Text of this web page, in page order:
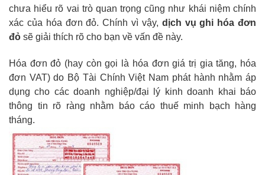
chưa hiểu rõ vai trò quan trọng cũng như khái niệm chính
xác của hóa đơn đỏ. Chính vì vậy, dịch vụ ghi hóa đơn
đỏ sẽ giải thích rõ cho bạn về vấn đề này.
Hóa đơn đỏ (hay còn gọi là hóa đơn giá trị gia tăng, hóa
đơn VAT) do Bộ Tài Chính Việt Nam phát hành nhằm áp
dụng cho các doanh nghiệp/đại lý kinh doanh khai báo
thông tin rõ ràng nhằm báo cáo thuế minh bạch hàng
tháng.